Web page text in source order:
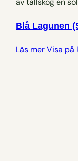
Blå Lagunen
Läs merVisa på